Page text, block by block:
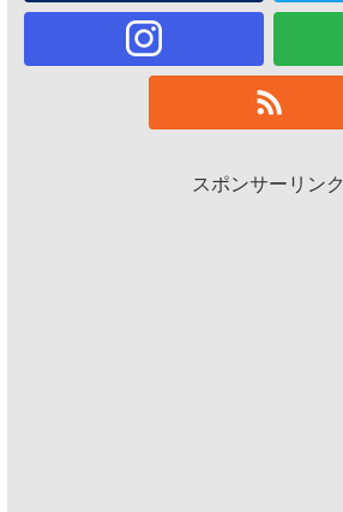
スポンサーリンク